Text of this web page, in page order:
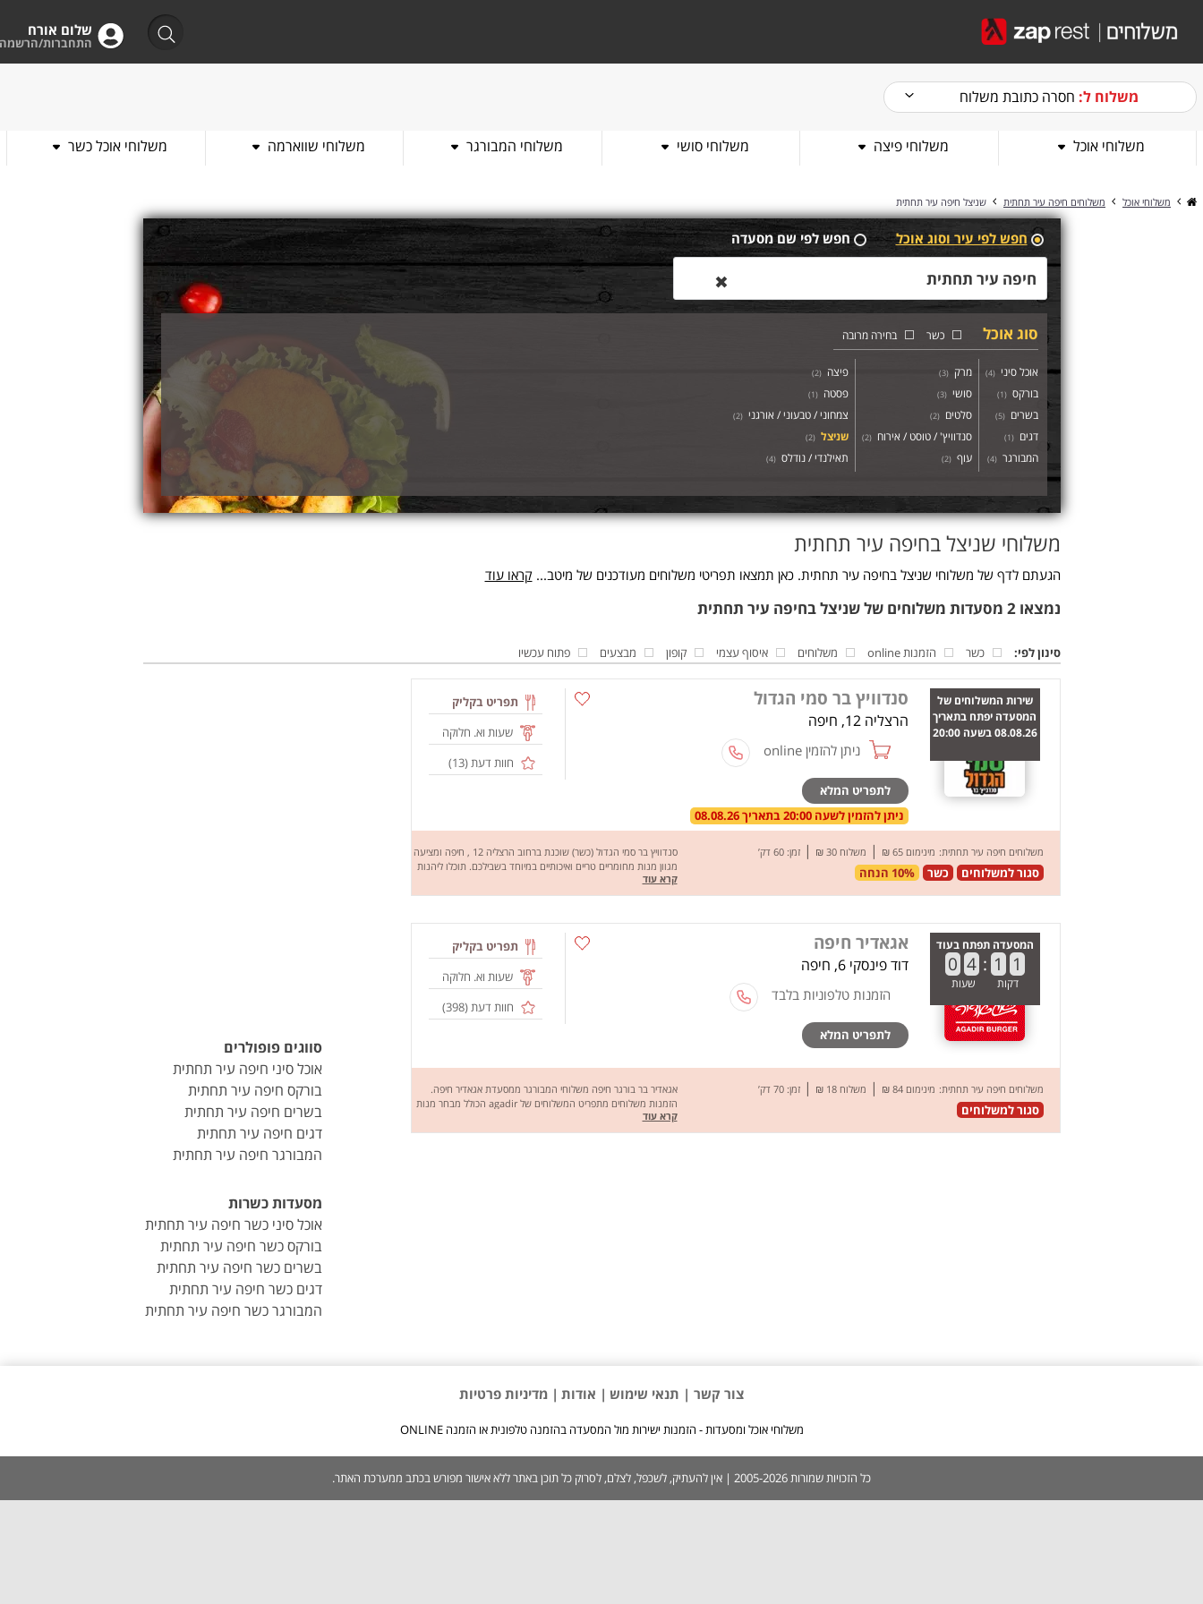
שלום אורח
התחברות/הרשמה
משלוח ל: חסרה כתובת משלוח
משלוחי אוכל משלוחי פיצה משלוחי סושי משלוחי המבורגר משלוחי שווארמה משלוחי אוכל כשר
משלוחי אוכל משלוחים חיפה עיר תחתית שניצל חיפה עיר תחתית
חפש לפי עיר וסוג אוכל חפש לפי שם מסעדה
✖
סוג אוכל כשר בחירה מרובה
אוכל סיני (
4
)
בורקס (
1
)
בשרים (
5
)
דגים (
1
)
המבורגר (
4
)
מרק (
3
)
סושי (
3
)
סלטים (
2
)
סנדוויץ' / טוסט / אירוח (
2
)
עוף (
2
)
פיצה (
2
)
פסטה (
1
)
צמחוני / טבעוני / אורגני (
2
)
שניצל (
2
)
תאילנדי / נודלס (
4
)
משלוחי שניצל בחיפה עיר תחתית
הגעתם לדף של משלוחי שניצל בחיפה עיר תחתית. כאן תמצאו תפריטי משלוחים מעודכנים של מיטב... קראו עוד
נמצאו 2 מסעדות משלוחים של שניצל בחיפה עיר תחתית
סינון לפי: כשר הזמנות online משלוחים איסוף עצמי קופון מבצעים פתוח עכשיו
שירות המשלוחים של
המסעדה יפתח בתאריך
08.08.26 בשעה 20:00
סנדוויץ בר סמי הגדול
הרצליה 12, חיפה
ניתן להזמין online
לתפריט המלא
ניתן להזמין לשעה 20:00 בתאריך 08.08.26
תפריט בקליק
שעות וא. חלוקה
חוות דעת (13
)
משלוחים חיפה עיר תחתית: מינימום 65 ₪ | משלוח 30 ₪ | זמן: 60 דק’
סגור למשלוחים כשר 10% הנחה
סנדוויץ בר סמי הגדול (כשר) שוכנת ברחוב הרצליה 12 , חיפה ומציעה
מגוון מנות מחומריים טריים ואיכותיים במיוחד בשבילכם. תוכלו ליהנות
ממגוון מנות כמו: מגוון רחב של בשרים בבדט, טורטיה, חמגשית
ועוד. סנדוויץ בר סמי הגדול מבצעת משלוחים בחיפה, טירת הכרמל
קרא עוד
המסעדה תפתח בעוד
0 4 : 1 1
דקות שעות
אגאדיר חיפה
דוד פינסקי 6, חיפה
הזמנות טלפוניות בלבד
לתפריט המלא
תפריט בקליק
שעות וא. חלוקה
חוות דעת (398
)
משלוחים חיפה עיר תחתית: מינימום 84 ₪ | משלוח 18 ₪ | זמן: 70 דק’
סגור למשלוחים
אגאדיר בר בורגר חיפה משלוחי המבורגר ממסעדת אגאדיר חיפה.
הזמנות משלוחים מתפריט המשלוחים של agadir הכולל מבחר מנות
בקר טרי ומשובח. הזמנת משלוחים ל: חיפה
קרא עוד
סווגים פופולרים
אוכל סיני חיפה עיר תחתית
בורקס חיפה עיר תחתית
בשרים חיפה עיר תחתית
דגים חיפה עיר תחתית
המבורגר חיפה עיר תחתית
מסעדות כשרות
אוכל סיני כשר חיפה עיר תחתית
בורקס כשר חיפה עיר תחתית
בשרים כשר חיפה עיר תחתית
דגים כשר חיפה עיר תחתית
המבורגר כשר חיפה עיר תחתית
צור קשר | תנאי שימוש | אודות | מדיניות פרטיות
משלוחי אוכל ומסעדות - הזמנות ישירות מול המסעדה בהזמנה טלפונית או הזמנה ONLINE
כל הזכויות שמורות 2005-2026 | אין להעתיק, לשכפל, לצלם, לסרוק כל תוכן באתר ללא אישור מפורש בכתב ממערכת האתר.